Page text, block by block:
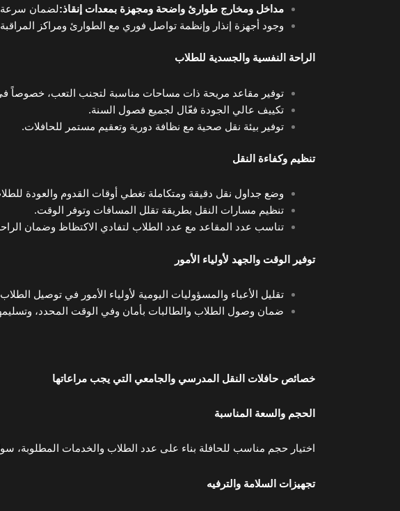
مداخل ومخارج طوارئ واضحة ومجهزة بمعدات إنقاذ:لضمان سرعة
وجود أجهزة إنذار وإنظمة تواصل فوري مع الطوارئ ومراكز
الراحة النفسية والجسدية للطلاب
توفير مقاعد مريحة ذات مساحات مناسبة لتجنب التعب، خصوصاً
تكييف عالي الجودة فعّال لجميع فصول السنة.
توفير بيئة نقل صحية مع نظافة دورية وتعقيم مستمر للحافلات.
تنظيم وكفاءة النقل
وضع جداول نقل دقيقة ومتكاملة تغطي أوقات القدوم والعودة
تنظيم مسارات النقل بطريقة تقلل المسافات وتوفر الوقت.
تناسب عدد المقاعد مع عدد الطلاب لتفادي الاكتظاظ وضمان
توفير الوقت والجهد لأولياء الأمور
تقليل الأعباء والمسؤوليات اليومية لأولياء الأمور في توصيل
ضمان وصول الطلاب والطالبات بأمان وفي الوقت المحدد،
خصائص حافلات النقل المدرسي والجامعي التي يجب مراعاتها
الحجم والسعة المناسبة
اختيار حجم مناسب للحافلة بناء على عدد الطلاب والخدمات
تجهيزات السلامة والترفيه